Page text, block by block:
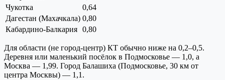
Чукотка
0,64
Дагестан (Махачкала) 0,80
Кабардино-Балкария 0,80
Для области (не город-центр) КТ обычно ниже на 0,2–0,5.
Деревня или маленький посёлок в Подмосковье — 1,0, а
Москва — 1,99. Город Балашиха (Подмосковье, 30 км от
центра Москвы) — 1,1.